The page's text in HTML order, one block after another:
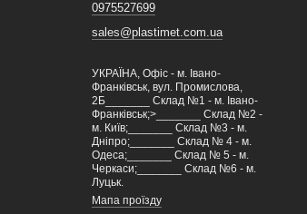
0975527699
sales@plastimet.com.ua
УКРАЇНА, Офіс - м. Івано-
Франківськ, вул. Промислова,
2Б_______ Склад №1 - м. Івано-
Франківськ;>_______ Склад №2 -
м. Київ;_______ Склад №3 - м.
Дніпро;_______ Склад № 4 - м.
Одеса;_______ Склад № 5 - м.
Черкаси;_______ Склад №6 - м.
Луцьк.
Мапа проїзду